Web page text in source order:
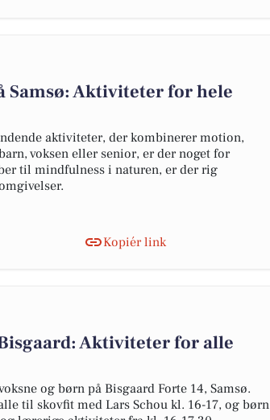
Aktiviteter for hele
aktiviteter, der kombinerer motion,
voksen eller senior, er der noget for
til mindfulness i naturen, er der rig
Kopiér link
Aktiviteter for alle
og børn på Bisgaard Forte 14, Samsø.
til skovfit med Lars Schou kl. 16-17, og børn